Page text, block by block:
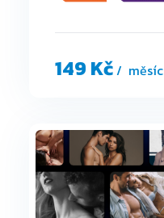
149 Kč/ měsíc